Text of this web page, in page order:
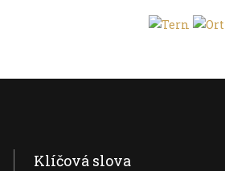
Klíčová slova